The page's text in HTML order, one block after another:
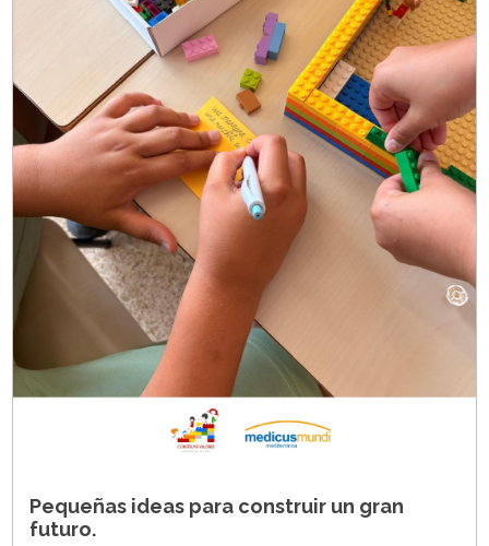
Pequeñas ideas para construir un gran
futuro.